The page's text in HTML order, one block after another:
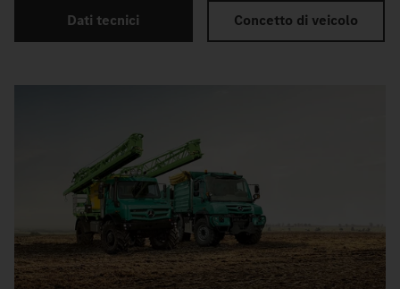
Dati tecnici Concetto di veicolo